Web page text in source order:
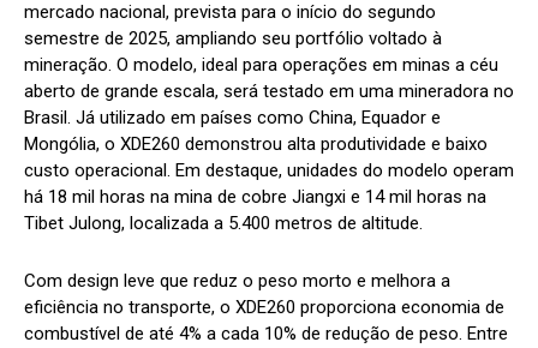
mercado nacional, prevista para o início do segundo
semestre de 2025, ampliando seu portfólio voltado à
mineração. O modelo, ideal para operações em minas a céu
aberto de grande escala, será testado em uma mineradora no
Brasil. Já utilizado em países como China, Equador e
Mongólia, o XDE260 demonstrou alta produtividade e baixo
custo operacional. Em destaque, unidades do modelo operam
há 18 mil horas na mina de cobre Jiangxi e 14 mil horas na
Tibet Julong, localizada a 5.400 metros de altitude.
Com design leve que reduz o peso morto e melhora a
eficiência no transporte, o XDE260 proporciona economia de
combustível de até 4% a cada 10% de redução de peso. Entre